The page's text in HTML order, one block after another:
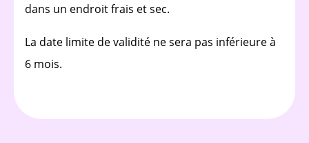
dans un endroit frais et sec.
La date limite de validité ne sera pas inférieure à
6 mois.